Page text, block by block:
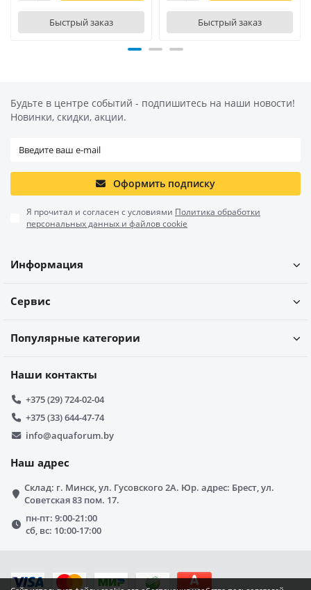
Быстрый заказ Быстрый заказ
Будьте в центре событий - подпишитесь на наши новости!
Новинки, скидки, акции.
Оформить подписку
Я прочитал и согласен с условиями Политика обработки
персональных данных и файлов cookie
Информация
Сервис
Популярные категории
Наши контакты
+375 (29) 724-02-04
+375 (33) 644-47-74
info@aquaforum.by
Наш адрес
Склад: г. Минск, ул. Гусовского 2А. Юр. адрес: Брест, ул.
Советская 83 пом. 17.
пн-пт: 9:00-21:00
сб, вс: 10:00-17:00